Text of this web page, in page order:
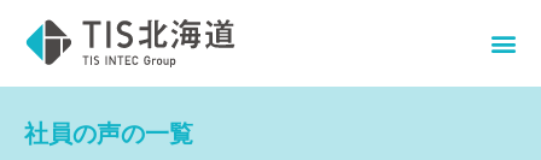
社員の声の一覧